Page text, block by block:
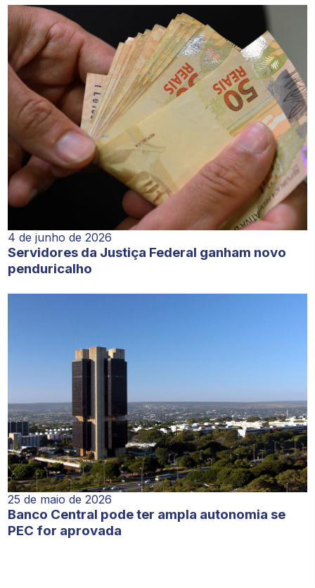
4 de junho de 2026
Servidores da Justiça Federal ganham novo
penduricalho
25 de maio de 2026
Banco Central pode ter ampla autonomia se
PEC for aprovada